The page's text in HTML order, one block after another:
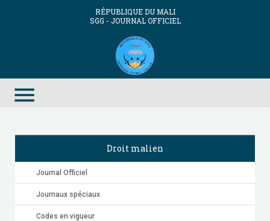
RÉPUBLIQUE DU MALI
SGG - JOURNAL OFFICIEL
menu
Droit malien
Journal Officiel
Journaux spéciaux
Codes en vigueur